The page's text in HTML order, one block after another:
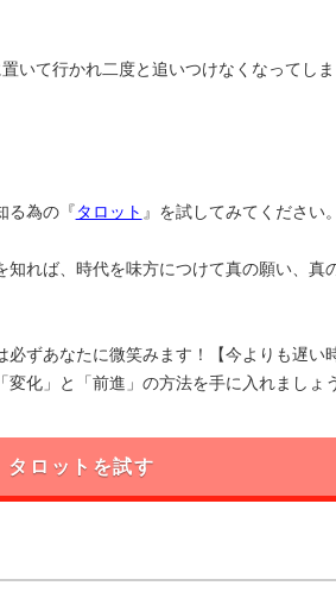
いて行かれ二度と追いつけなくなってし
る為の『 タロット 』を試してみてください。
れば、時代を味方につけて真の願い、真
ずあなたに微笑みます！【今よりも遅い
化」と「前進」の方法を手に入れましょ
タロットを試す